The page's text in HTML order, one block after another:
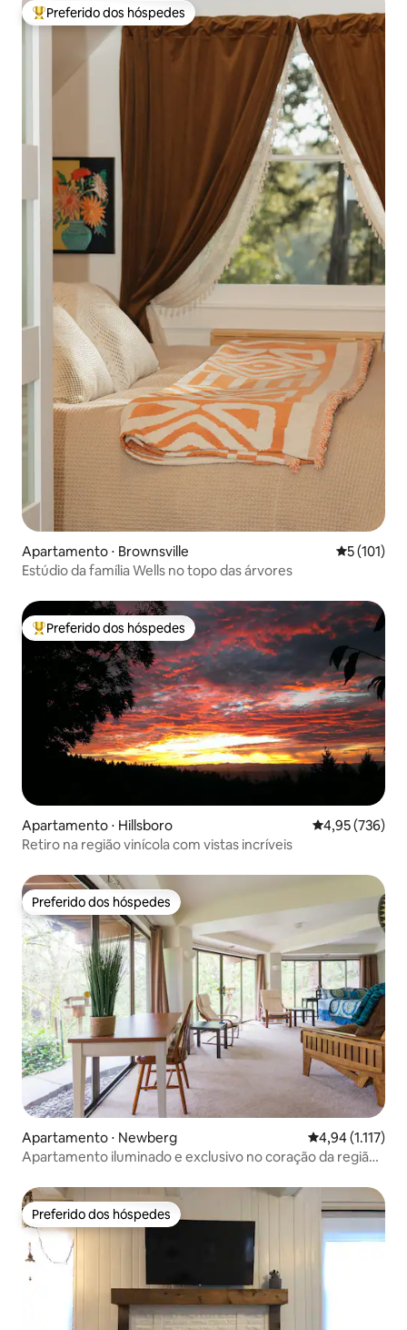
Entre os melhores preferidos dos hóspedes
Preferido dos hóspedes
Apartamento ⋅ Brownsville 5 de uma
5 (101)
Estúdio da família Wells no topo das árvores
Entre os melhores preferidos dos hóspedes
Preferido dos hóspedes
Apartamento ⋅ Hillsboro 4,95 de uma
4,95 (736)
Retiro na região vinícola com vistas incríveis
Preferido dos hóspedes
Preferido dos hóspedes
Apartamento ⋅ Newberg 4,94 de uma
4,94 (1.117)
Apartamento iluminado e exclusivo no coração da região
Preferido dos hóspedes
Preferido dos hóspedes